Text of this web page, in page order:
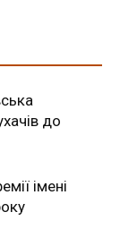
до
імені